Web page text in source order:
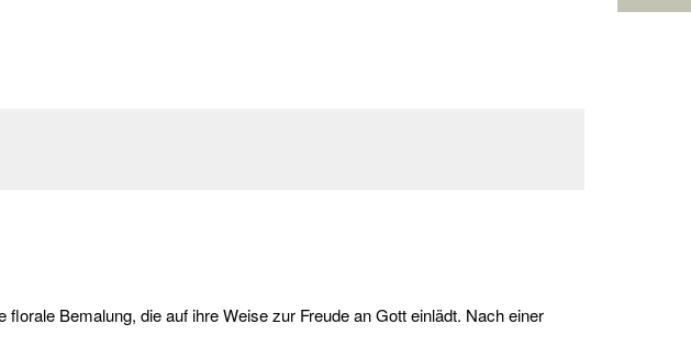
Bemalung, die auf ihre Weise zur Freude an Gott einlädt. Nach einer